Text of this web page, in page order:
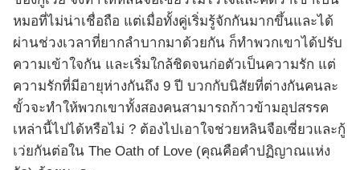
หมอที่ไม่น่าเชื่อถือ แต่เมื่อทั้งคู่เริ่มรู้จักกันมากขึ้นและได้
ผ่านช่วงเวลาที่ยากลำบากมาด้วยกัน ก็ทำพวกเขาได้ปรับ
ความเข้าใจกัน และเริ่มใกล้ชิดจนก่อตัวเป็นความรัก แต่
ความรักที่มีอายุห่างกันถึง 9 ปี บวกกับนิสัยที่ต่างกันคนละ
ขั้วจะทำให้พวกเขาทั้งสองคนสามารถก้าวข้ามอุปสรรค
เหล่านี้ไปได้หรือไม่ ? ต้องไปเอาใจช่วยหลินจือเซี่ยวและกู้
เว่ยกันต่อใน The Oath of Love (คุณคือคำปฏิญาณแห่ง